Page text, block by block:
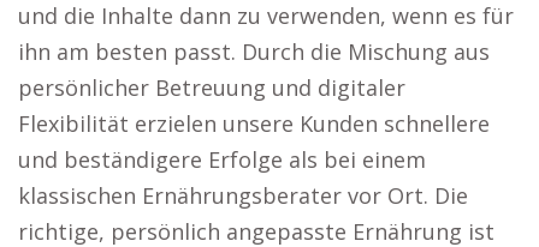
und die Inhalte dann zu verwenden, wenn es für
ihn am besten passt. Durch die Mischung aus
persönlicher Betreuung und digitaler
Flexibilität erzielen unsere Kunden schnellere
und beständigere Erfolge als bei einem
klassischen Ernährungsberater vor Ort. Die
richtige, persönlich angepasste Ernährung ist